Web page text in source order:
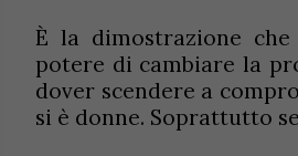
È la dimostrazione
potere di cambiare la
dover scendere a
si è donne. Soprattutto